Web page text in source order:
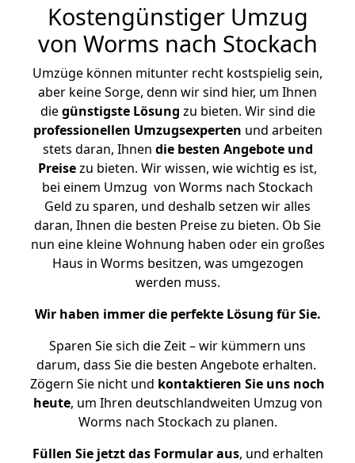
Kostengünstiger Umzug
von Worms nach Stockach
Umzüge können mitunter recht kostspielig sein,
aber keine Sorge, denn wir sind hier, um Ihnen
diegünstigste Lösung zu bieten. Wir sind die
professionellen Umzugsexperten und arbeiten
stets daran, Ihnen die besten Angebote und
Preisezu bieten. Wir wissen, wie wichtig es ist,
bei einem Umzug von Worms nach Stockach
Geld zu sparen, und deshalb setzen wir alles
daran, Ihnen die besten Preise zu bieten. Ob Sie
nun eine kleine Wohnung haben oder ein großes
Haus in Worms besitzen, was umgezogen
werden muss.
Wir haben immer die perfekte Lösung für Sie.
Sparen Sie sich die Zeit – wir kümmern uns
darum, dass Sie die besten Angebote erhalten.
Zögern Sie nicht und kontaktieren Sie uns noch
heute, um Ihren deutschlandweiten Umzug von
Worms nach Stockach zu planen.
Füllen Sie jetzt das Formular aus, und erhalten